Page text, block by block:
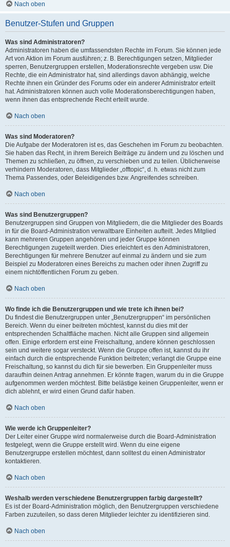
Nach oben
Benutzer-Stufen und Gruppen
Was sind Administratoren?
Administratoren haben die umfassendsten Rechte im Forum. Sie können jede
Art von Aktion im Forum ausführen; z. B. Berechtigungen setzen, Mitglieder
sperren, Benutzergruppen erstellen, Moderationsrechte vergeben usw. Die
Rechte, die ein Administrator hat, sind allerdings davon abhängig, welche
Rechte ihnen ein Gründer des Forums oder ein anderer Administrator erteilt
hat. Administratoren können auch volle Moderationsberechtigungen haben,
wenn ihnen das entsprechende Recht erteilt wurde.
Nach oben
Was sind Moderatoren?
Die Aufgabe der Moderatoren ist es, das Geschehen im Forum zu beobachten.
Sie haben das Recht, in ihrem Bereich Beiträge zu ändern und zu löschen und
Themen zu schließen, zu öffnen, zu verschieben und zu teilen. Üblicherweise
verhindern Moderatoren, dass Mitglieder „offtopic“, d. h. etwas nicht zum
Thema Passendes, oder Beleidigendes bzw. Angreifendes schreiben.
Nach oben
Was sind Benutzergruppen?
Benutzergruppen sind Gruppen von Mitgliedern, die die Mitglieder des Boards
in für die Board-Administration verwaltbare Einheiten aufteilt. Jedes Mitglied
kann mehreren Gruppen angehören und jeder Gruppe können
Berechtigungen zugeteilt werden. Dies erleichtert es den Administratoren,
Berechtigungen für mehrere Benutzer auf einmal zu ändern und sie zum
Beispiel zu Moderatoren eines Bereichs zu machen oder ihnen Zugriff zu
einem nichtöffentlichen Forum zu geben.
Nach oben
Wo finde ich die Benutzergruppen und wie trete ich ihnen bei?
Du findest die Benutzergruppen unter „Benutzergruppen“ im persönlichen
Bereich. Wenn du einer beitreten möchtest, kannst du dies mit der
entsprechenden Schaltfläche machen. Nicht alle Gruppen sind allgemein
offen. Einige erfordern erst eine Freischaltung, andere können geschlossen
sein und weitere sogar versteckt. Wenn die Gruppe offen ist, kannst du ihr
einfach durch die entsprechende Funktion beitreten; verlangt die Gruppe eine
Freischaltung, so kannst du dich für sie bewerben. Ein Gruppenleiter muss
daraufhin deinen Antrag annehmen. Er könnte fragen, warum du in die Gruppe
aufgenommen werden möchtest. Bitte belästige keinen Gruppenleiter, wenn er
dich ablehnt, er wird einen Grund dafür haben.
Nach oben
Wie werde ich Gruppenleiter?
Der Leiter einer Gruppe wird normalerweise durch die Board-Administration
festgelegt, wenn die Gruppe erstellt wird. Wenn du eine eigene
Benutzergruppe erstellen möchtest, dann solltest du einen Administrator
kontaktieren.
Nach oben
Weshalb werden verschiedene Benutzergruppen farbig dargestellt?
Es ist der Board-Administration möglich, den Benutzergruppen verschiedene
Farben zuzuteilen, so dass deren Mitglieder leichter zu identifizieren sind.
Nach oben